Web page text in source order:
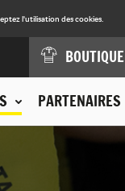
l'utilisation des cookies.
PARTENAIRES
BOUTIQUE